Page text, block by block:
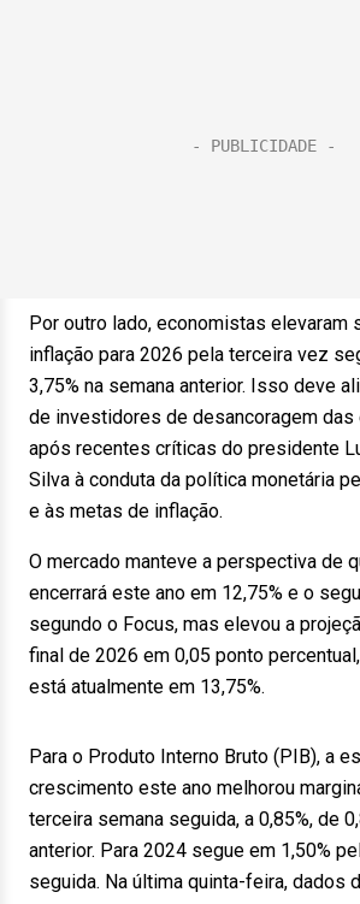
Por outro lado, economistas elevaram
inflação para 2026 pela terceira vez
3,75% na semana anterior. Isso deve
de investidores de desancoragem das
após recentes críticas do presidente
Silva à conduta da política monetária
e às metas de inflação.
O mercado manteve a perspectiva de
encerrará este ano em 12,75% e o
segundo o Focus, mas elevou a
final de 2026 em 0,05 ponto
está atualmente em 13,75%.
Para o Produto Interno Bruto (PIB), a
crescimento este ano melhorou
terceira semana seguida, a 0,85%, de
anterior. Para 2024 segue em 1,50%
seguida. Na última quinta-feira, dados